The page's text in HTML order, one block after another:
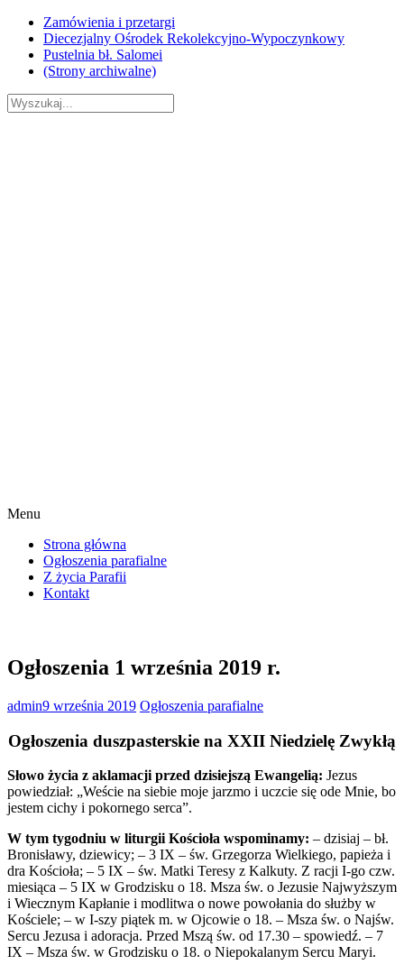
Skip
content
Zamówienia i przetargi
Diecezjalny Ośrodek Rekolekcyjno-Wypoczynkowy
Pustelnia bł. Salomei
(Strony archiwalne)
Menu
Strona główna
Ogłoszenia parafialne
Z życia Parafii
Kontakt
Ogłoszenia 1 września 2019 r.
admin9 września 2019 Ogłoszenia parafialne
Ogłoszenia duszpasterskie na XXII Niedzielę Zwykłą
Słowo życia z aklamacji przed dzisiejszą Ewangelią: Jezus
powiedział: „Weście na siebie moje jarzmo i uczcie się ode Mnie, bo
jestem cichy i pokornego serca”.
W tym tygodniu w liturgii Kościoła wspominamy: – dzisiaj – bł.
Bronisławy, dziewicy; – 3 IX – św. Grzegorza Wielkiego, papieża i
dra Kościoła; – 5 IX – św. Matki Teresy z Kalkuty. Z racji I-go czw.
miesiąca – 5 IX w Grodzisku o 18. Msza św. o Jezusie Najwyższym
i Wiecznym Kapłanie i modlitwa o nowe powołania do służby w
Kościele; – w I-szy piątek m. w Ojcowie o 18. – Msza św. o Najśw.
Sercu Jezusa i adoracja. Przed Mszą św. od 17.30 – spowiedź. – 7
IX – Msza św. w Grodzisku o 18. o Niepokalanym Sercu Maryi.